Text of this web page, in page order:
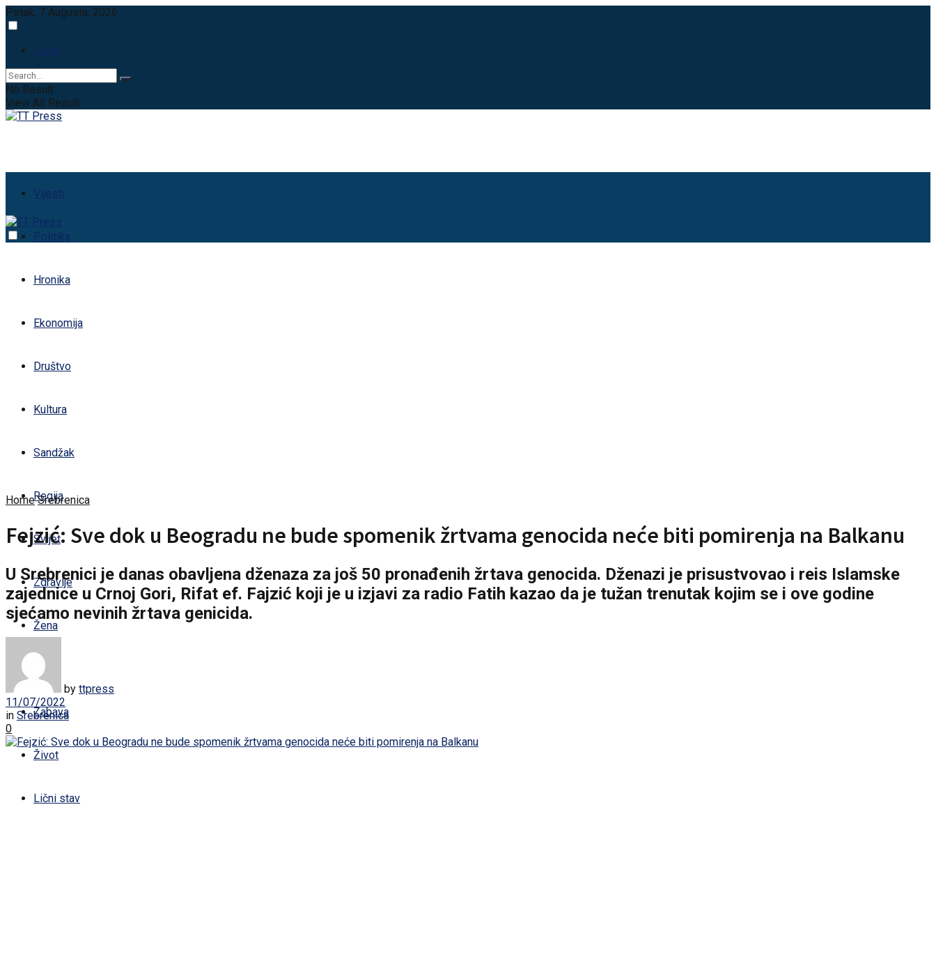
Petak, 7 Augusta, 2026
Login
No Result
View All Result
Vijesti
Politika
Hronika
Ekonomija
Društvo
Kultura
Sandžak
Regija
Svijet
Zdravlje
Žena
Sport
Zabava
Život
Lični stav
Home Srebrenica
Fejzić: Sve dok u Beogradu ne bude spomenik žrtvama genocida neće biti pomirenja na Balkanu
U Srebrenici je danas obavljena dženaza za još 50 pronađenih žrtava genocida. Dženazi je prisustvovao i reis Islamske
zajednice u Crnoj Gori, Rifat ef. Fajzić koji je u izjavi za radio Fatih kazao da je tužan trenutak kojim se i ove godine
sjećamo nevinih žrtava genicida.
by ttpress
11/07/2022
in Srebrenica
0